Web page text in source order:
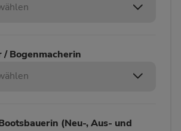
/ Bogenmacherin
(Neu-, Aus- und